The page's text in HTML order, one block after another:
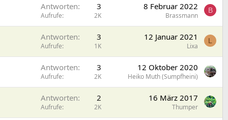
Antworten 3
Aufrufe 2K
8 Februar 2022
Brassmann
B
Antworten 3
Aufrufe 1K
12 Januar 2021
Lixa
L
Antworten 3
Aufrufe 2K
12 Oktober 2020
Heiko Muth (Sumpfheini)
Antworten 2
Aufrufe 2K
16 März 2017
Thumper